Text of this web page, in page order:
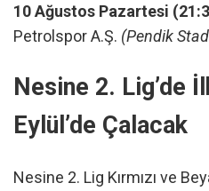
10 Ağustos Pazartesi
Petrolspor A.Ş. (Pendik
Nesine 2. Lig’de
Eylül’de Çalacak
Nesine 2. Lig Kırmızı ve